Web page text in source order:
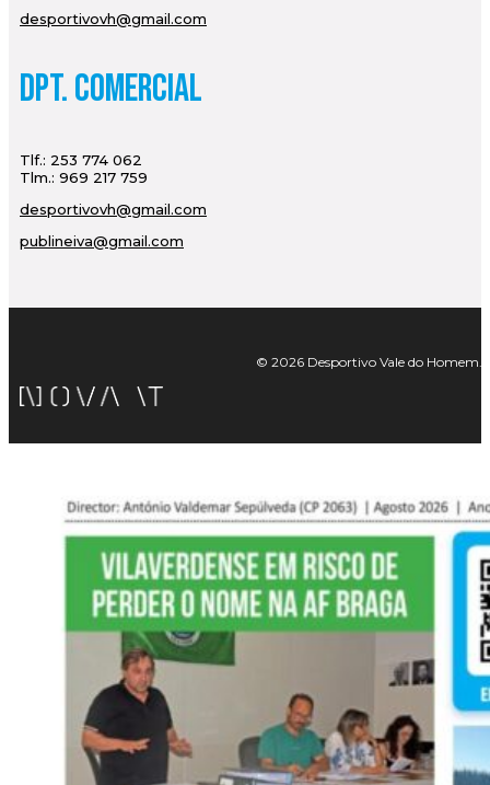
desportivovh@gmail.com
Dpt. Comercial
Tlf.: 253 774 062
Tlm.: 969 217 759
desportivovh@gmail.com
publineiva@gmail.com
© 2026 Desportivo Vale do Homem.